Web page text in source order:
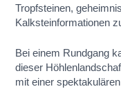
Tropfsteinen,
Kalksteinformationen
Bei einem Rundgang
dieser
mit einer